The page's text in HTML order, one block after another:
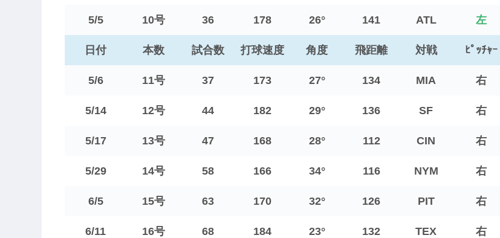
5/5 10号 36 178 26° 141 ATL 左
日付 本数 試合数 打球速度 角度 飛距離 対戦 ﾋﾟｯﾁｬｰ
5/6 11号 37 173 27° 134 MIA 右
5/14 12号 44 182 29° 136 SF 右
5/17 13号 47 168 28° 112 CIN 右
5/29 14号 58 166 34° 116 NYM 右
6/5 15号 63 170 32° 126 PIT 右
6/11 16号 68 184 23° 132 TEX 右